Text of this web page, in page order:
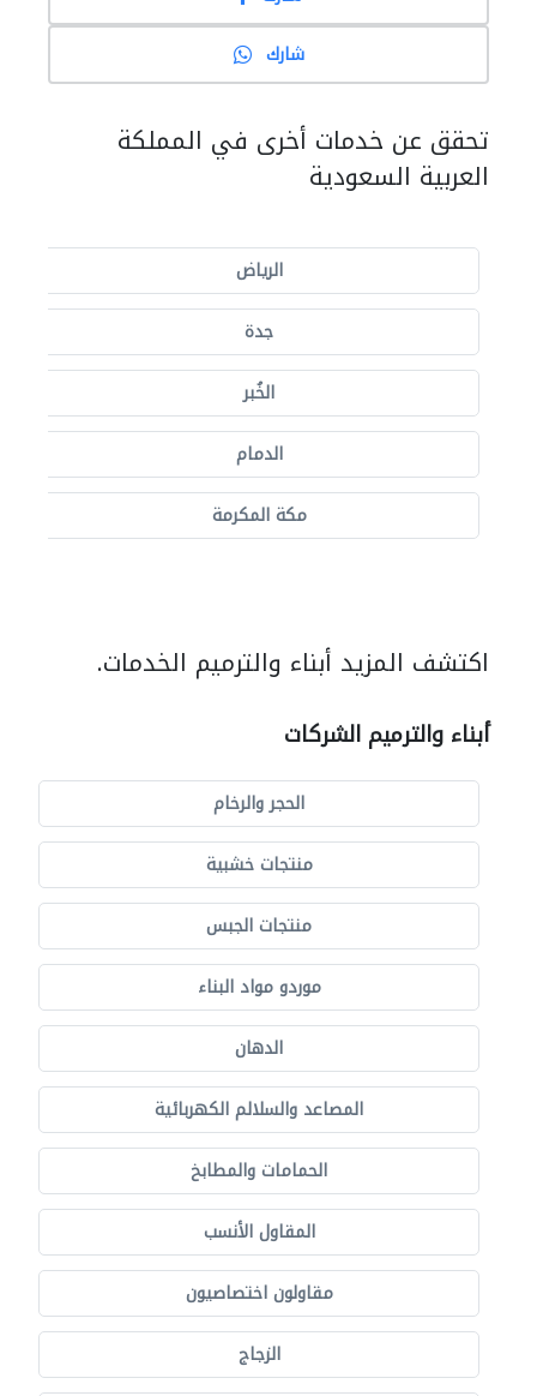
شارك
تحقق عن خدمات أخرى في المملكة
العربية السعودية
الرياض
جدة
الخُبر
الدمام
مكة المكرمة
اكتشف المزيد أبناء والترميم الخدمات.
أبناء والترميم الشركات
الحجر والرخام
منتجات خشبية
منتجات الجبس
موردو مواد البناء
الدهان
المصاعد والسلالم الكهربائية
الحمامات والمطابخ
المقاول الأنسب
مقاولون اختصاصيون
الزجاج